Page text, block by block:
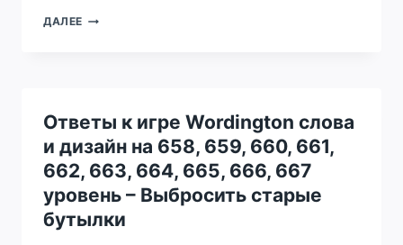
В
ДАЛЕЕ ОТВЕТЫ
ДИЗАЙН
НА
611,
612,
613,
614,
615,
616,
Ответы к игре Wordington слова
и дизайн на 658, 659, 660, 661,
662, 663, 664, 665, 666, 667
уровень – Выбросить старые
бутылки